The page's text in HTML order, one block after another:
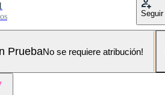
Seguir
PruebaNo se requiere atribución!